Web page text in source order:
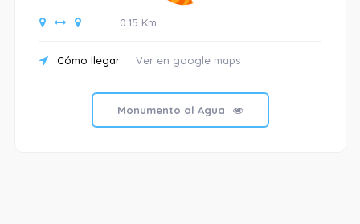
0.15 Km
Cómo llegar Ver en google maps
Monumento al Agua